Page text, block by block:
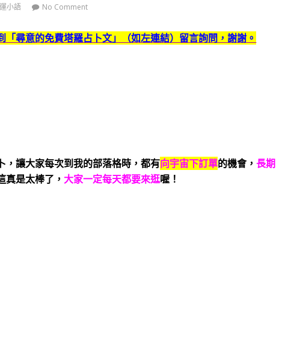
小語 No Comment
「尋意的免費塔羅占卜文」（如左連結）留言詢問，謝謝。
，讓大家每次到我的部落格時，都有向宇宙下訂單的機會，長期
真是太棒了， 大家一定每天都要來逛喔！